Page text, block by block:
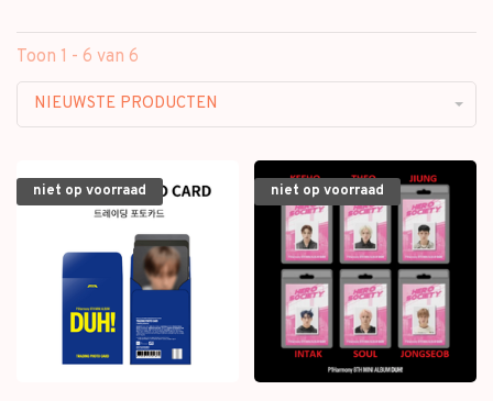
Toon 1 - 6 van 6
NIEUWSTE PRODUCTEN
niet op voorraad niet op voorraad